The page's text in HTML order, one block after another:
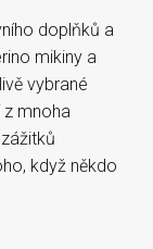
doplňků a
mikiny a
vybrané
z mnoha
když někdo